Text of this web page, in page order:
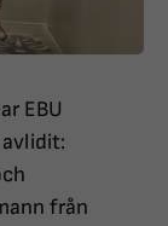
EBU
från